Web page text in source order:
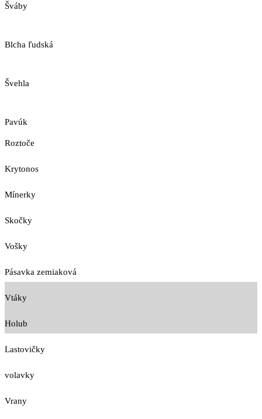
Šváby
Blcha ľudská
Švehla
Pavúk
Roztoče
Krytonos
Mínerky
Skočky
Vošky
Pásavka zemiaková
Vtáky
Holub
Lastovičky
volavky
Vrany